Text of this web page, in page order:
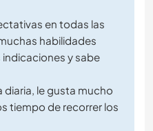
en todas las
habilidades
y sabe
diaria, le gusta mucho
tiempo de recorrer los